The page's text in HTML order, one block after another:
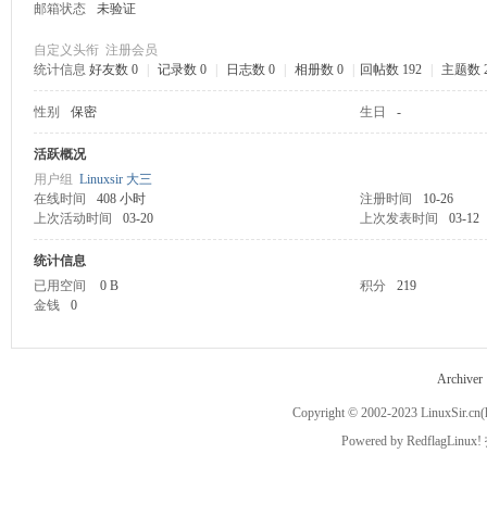
Sir.
邮箱状态
未验证
自定义头衔 注册会员
统计信息 好友数 0 记录数 0 日志数 0 相册数 0 回帖数 192 主题数
性别 保密 生日 -
活跃概况
用户组 Linuxsir 大三
在线时间
408 小时 注册时间
10-26
上次活动时间
03-20 上次发表时间 03-12
统计信息
已用空间
0 B 积分
219
金钱
0
Archiver
Copyright © 2002-2023 LinuxSir.cn
Powered by RedflagLinux!